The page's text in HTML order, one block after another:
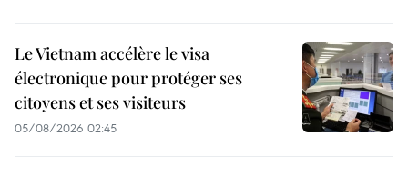
Le Vietnam accélère le visa
électronique pour protéger ses
citoyens et ses visiteurs
05/08/2026 02:45